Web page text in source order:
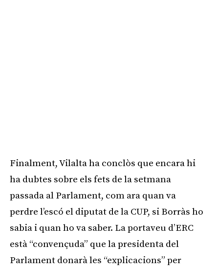
Finalment, Vilalta ha conclòs que encara hi
ha dubtes sobre els fets de la setmana
passada al Parlament, com ara quan va
perdre l’escó el diputat de la CUP, si Borràs ho
sabia i quan ho va saber. La portaveu d’ERC
està “convençuda” que la presidenta del
Parlament donarà les “explicacions” per